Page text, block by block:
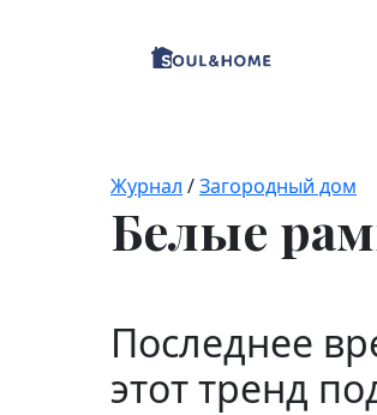
Журнал /Загородный дом
Белые
Последнее
этот тренд